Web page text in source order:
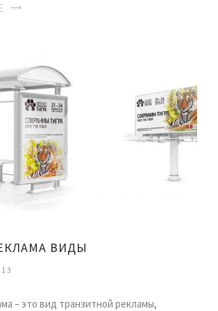
ВИДЫ
– это вид транзитной рекламы,